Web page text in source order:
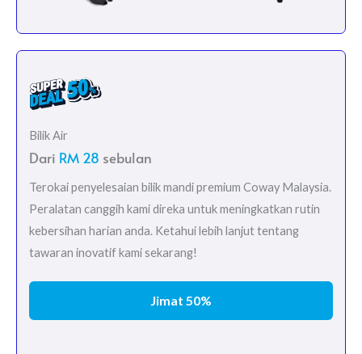
Bilik Air
Dari RM 28 sebulan
Terokai penyelesaian bilik mandi premium Coway Malaysia.
Peralatan canggih kami direka untuk meningkatkan rutin
kebersihan harian anda. Ketahui lebih lanjut tentang
tawaran inovatif kami sekarang!
Jimat 50%